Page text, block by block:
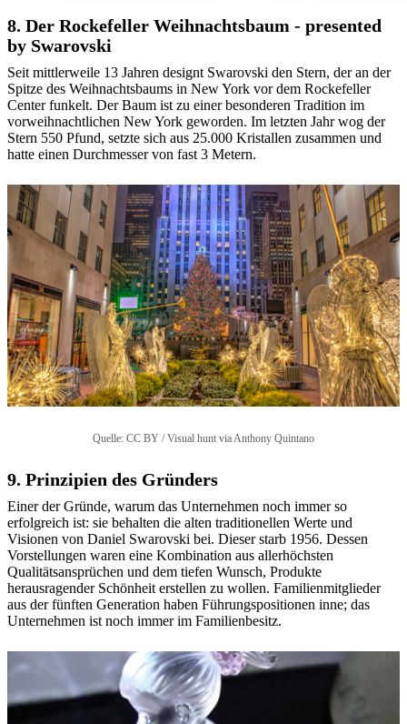
8. Der Rockefeller Weihnachtsbaum - presented
by Swarovski
Seit mittlerweile 13 Jahren designt Swarovski den Stern, der an der
Spitze des Weihnachtsbaums in New York vor dem Rockefeller
Center funkelt. Der Baum ist zu einer besonderen Tradition im
vorweihnachtlichen New York geworden. Im letzten Jahr wog der
Stern 550 Pfund, setzte sich aus 25.000 Kristallen zusammen und
hatte einen Durchmesser von fast 3 Metern.
Quelle: CC BY / Visual hunt via Anthony Quintano
9. Prinzipien des Gründers
Einer der Gründe, warum das Unternehmen noch immer so
erfolgreich ist: sie behalten die alten traditionellen Werte und
Visionen von Daniel Swarovski bei. Dieser starb 1956. Dessen
Vorstellungen waren eine Kombination aus allerhöchsten
Qualitätsansprüchen und dem tiefen Wunsch, Produkte
herausragender Schönheit erstellen zu wollen. Familienmitglieder
aus der fünften Generation haben Führungspositionen inne; das
Unternehmen ist noch immer im Familienbesitz.